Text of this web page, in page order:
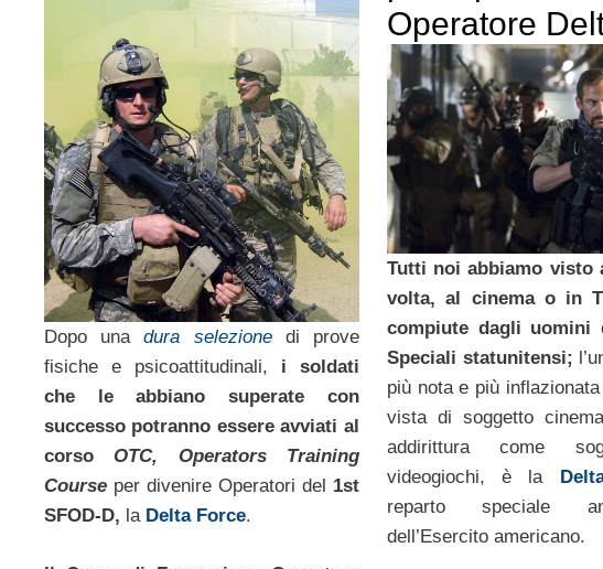
Dopo unadura selezionedi prove
fisiche e psicoattitudinali, i soldati
che le abbiano superate con
successo potranno essere avviati al
corsoOTC,
Operators Training
Course per divenire Operatori del 1st
SFOD-D, la Delta Force.
Operatore
Tutti noi abbiamo visto
volta, al cinema o in
compiute dagli uomini
Speciali statunitensi;
più nota e più
vista di soggetto
addirittura come
videogiochi, è la
reparto speciale
dell’Esercito americano.